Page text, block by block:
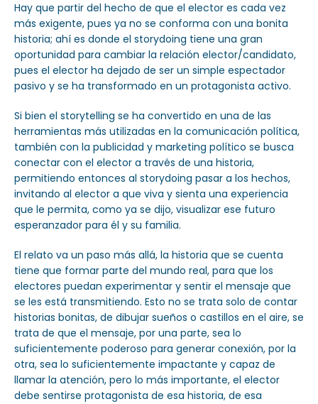
Hay que partir del hecho de que el elector es cada vez
más exigente, pues ya no se conforma con una bonita
historia; ahí es donde el storydoing tiene una gran
oportunidad para cambiar la relación elector/candidato,
pues el elector ha dejado de ser un simple espectador
pasivo y se ha transformado en un protagonista activo.
Si bien el storytelling se ha convertido en una de las
herramientas más utilizadas en la comunicación política,
también con la publicidad y marketing político se busca
conectar con el elector a través de una historia,
permitiendo entonces al storydoing pasar a los hechos,
invitando al elector a que viva y sienta una experiencia
que le permita, como ya se dijo, visualizar ese futuro
esperanzador para él y su familia.
El relato va un paso más allá, la historia que se cuenta
tiene que formar parte del mundo real, para que los
electores puedan experimentar y sentir el mensaje que
se les está transmitiendo. Esto no se trata solo de contar
historias bonitas, de dibujar sueños o castillos en el aire, se
trata de que el mensaje, por una parte, sea lo
suficientemente poderoso para generar conexión, por la
otra, sea lo suficientemente impactante y capaz de
llamar la atención, pero lo más importante, el elector
debe sentirse protagonista de esa historia, de esa